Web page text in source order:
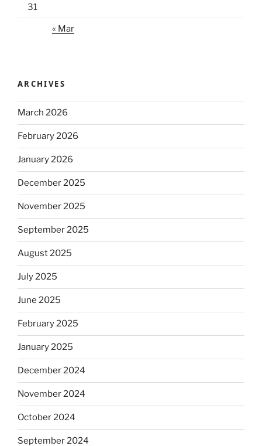
31
« Mar
ARCHIVES
March 2026
February 2026
January 2026
December 2025
November 2025
September 2025
August 2025
July 2025
June 2025
February 2025
January 2025
December 2024
November 2024
October 2024
September 2024